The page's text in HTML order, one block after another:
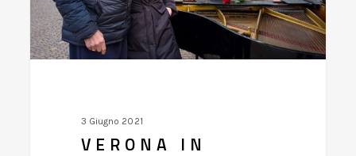
CONCERTI
POP-
ROCK
3 Giugno 2021
VERONA IN